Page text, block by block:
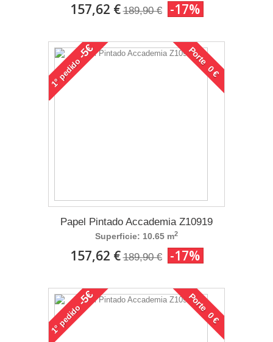
157,62 € 189,90 € -17%
1°
pedido
-5€ Porte 0 €
Papel Pintado Accademia Z10919
Superficie: 10.65 m2
157,62 € 189,90 € -17%
1°
pedido
-5€ Porte 0 €